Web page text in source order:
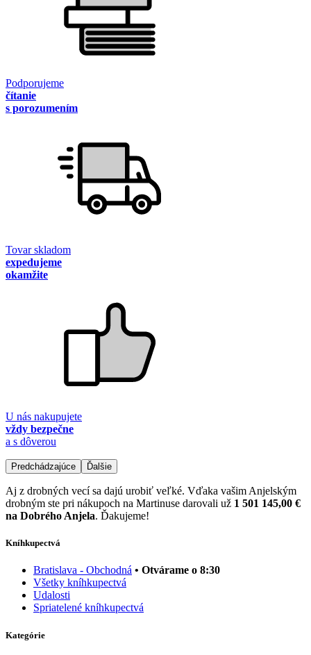
Podporujeme
čítanie
s porozumením
Tovar skladom
expedujeme
okamžite
U nás nakupujete
vždy bezpečne
a s dôverou
Predchádzajúce Ďalšie
Aj z drobných vecí sa dajú urobiť veľké. Vďaka vašim Anjelským
drobným ste pri nákupoch na Martinuse darovali už 1 501 145,00 €
na Dobrého Anjela. Ďakujeme!
Kníhkupectvá
Bratislava - Obchodná • Otvárame o 8:30
Všetky kníhkupectvá
Udalosti
Spriatelené kníhkupectvá
Kategórie